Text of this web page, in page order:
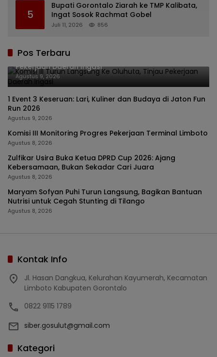
5
Bupati Gorontalo Ziarah ke TMP Kalibata,
Ingat Sosok Rachmat Gobel
Juli 11, 2026 856
Pos Terbaru
Komisi III Turun Langsung Ke Oluhuta, Tinjau
Pekerjaan Daerah Irigasi
Agustus 9, 2026
1 Event 3 Keseruan: Lari, Kuliner dan Budaya di Jaton Fun
Run 2026
Agustus 9, 2026
Komisi III Monitoring Progres Pekerjaan Terminal Limboto
Agustus 8, 2026
Zulfikar Usira Buka Ketua DPRD Cup 2026: Ajang
Kebersamaan, Bukan Sekadar Cari Juara
Agustus 8, 2026
Maryam Sofyan Puhi Turun Langsung, Bagikan Bantuan
Nutrisi untuk Cegah Stunting di Tilango
Agustus 8, 2026
Kontak Info
Jl. Hasan Dangkua, Kelurahan Kayumerah, Kecamatan
Limboto Kabupaten Gorontalo
0822 9115 1789
siber.gosulut@gmail.com
Kategori